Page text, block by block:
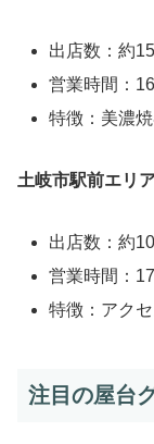
出店数：約
営業時間：
特徴：美濃
土岐市駅前エリ
出店数：約
営業時間：
特徴：アク
注目の屋台